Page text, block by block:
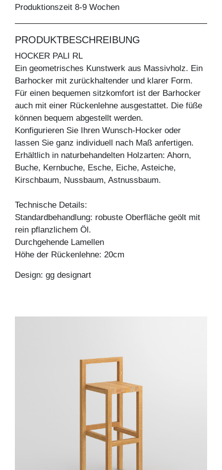
Produktionszeit 8-9 Wochen
PRODUKTBESCHREIBUNG
HOCKER PALI RL
Ein geometrisches Kunstwerk aus Massivholz. Ein
Barhocker mit zurückhaltender und klarer Form.
Für einen bequemen sitzkomfort ist der Barhocker
auch mit einer Rückenlehne ausgestattet. Die füße
können bequem abgestellt werden.
Konfigurieren Sie Ihren Wunsch-Hocker oder
lassen Sie ganz individuell nach Maß anfertigen.
Erhältlich in naturbehandelten Holzarten: Ahorn,
Buche, Kernbuche, Esche, Eiche, Asteiche,
Kirschbaum, Nussbaum, Astnussbaum.
Technische Details:
Standardbehandlung: robuste Oberfläche geölt mit
rein pflanzlichem Öl.
Durchgehende Lamellen
Höhe der Rückenlehne: 20cm
Design: gg designart